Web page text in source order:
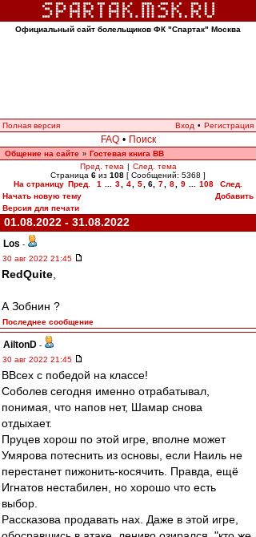
Официальный сайт болельщиков ФК "Спартак" Москва
Полная версия Вход • Регистрация
FAQ • Поиск
Общение на сайте » Гостевая книга ВВ
Пред. тема | След. тема
Страница 6 из 108 [ Сообщений: 5368 ]
На страницу Пред. 1 3 4 5 6 7 8 9 108
След.
Начать новую тему
Добавить
Версия для печати
01.08.2022 - 31.08.2022
Los -
30 авг 2022 21:45
RedQuite
А Зобнин ?
Последнее сообщение
AiltonD -
30 авг 2022 21:45
ВВсех с победой на классе!
Соболев сегодня именно отрабатывал,
понимая, что напов нет, Шамар снова
отдыхает.
Пруцев хорош по этой игре, вполне может
Умярова потеснить из основы, если Наиль не
перестанет пижонить-косячить. Правда, ещё
Игнатов нестабилен, но хорошо что есть
выбор.
Рассказова продавать нах. Даже в этой игре,